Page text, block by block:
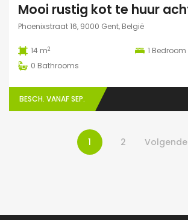
Phoenixstraat 16, 9000 Gent, België
14 m2 1 Bedroom
0 Bathrooms
BESCH. VANAF SEP.
1 2 Volgende